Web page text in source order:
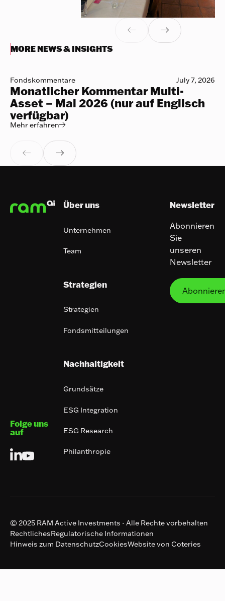
 
MORE NEWS & INSIGHTS
Fondskommentare July 7, 2026
Monatlicher Kommentar Multi-
Asset – Mai 2026 (nur auf Englisch
verfügbar)
Mehr erfahren
Mehr erfahren
 
Folge uns
auf
Über uns
Unternehmen
Team
Strategien
Strategien
Fondsmitteilungen
Nachhaltigkeit
Grundsätze
ESG Integration
ESG Research
Philanthropie
Newsletter
Abonnieren
Sie
unseren
Newsletter
© 2025 RAM Active Investments - Alle Rechte vorbehalten
RechtlichesRegulatorische Informationen
Hinweis zum DatenschutzCookiesWebsite von Coteries